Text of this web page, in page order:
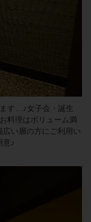
す…♪女子会・誕生
料理はボリューム満
い層の方にご利用い
意♪